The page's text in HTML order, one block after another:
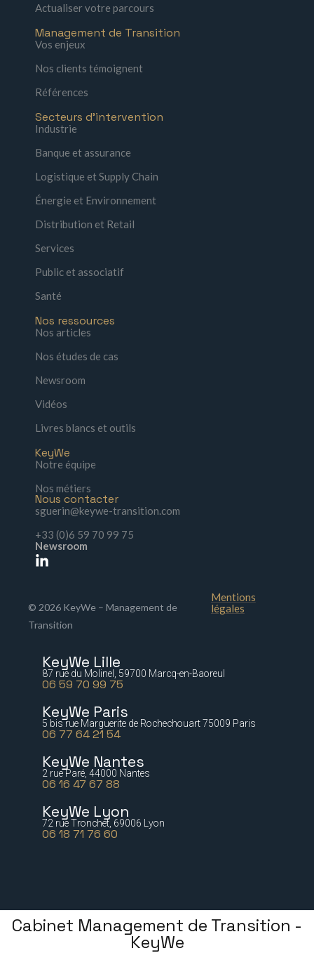
Actualiser votre parcours
Management de Transition
Vos enjeux
Nos clients témoignent
Références
Secteurs d'intervention
Industrie
Banque et assurance
Logistique et Supply Chain
Énergie et Environnement
Distribution et Retail
Services
Public et associatif
Santé
Nos ressources
Nos articles
Nos études de cas
Newsroom
Vidéos
Livres blancs et outils
KeyWe
Notre équipe
Nos métiers
Nous contacter
sguerin@keywe-transition.com
+33 (0)6 59 70 99 75
Newsroom
© 2026 KeyWe – Management de
Transition
Mentions
légales
KeyWe Lille
87 rue du Molinel, 59700 Marcq-en-Baoreul
06 59 70 99 75
KeyWe Paris
5 bis rue Marguerite de Rochechouart 75009 Paris
06 77 64 21 54
KeyWe Nantes
2 rue Paré, 44000 Nantes
06 16 47 67 88
KeyWe Lyon
72 rue Tronchet, 69006 Lyon
06 18 71 76 60
Cabinet Management de Transition -
KeyWe